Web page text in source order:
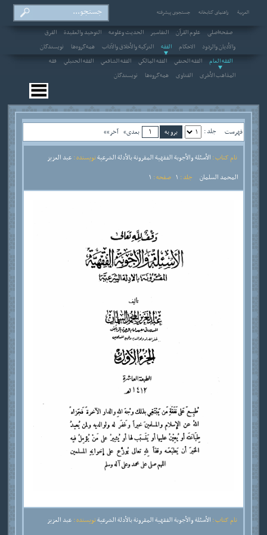
العربیة راهنمای کتابخانه جستجوی پیشرفته
صفحه‌اصلی علوم القرآن التفاسير الحديث وعلومه التوحيد والعقيدة
الفرق
والأديان والردود
الاحکام الفقه التزكية والأخلاق والآداب همه‌گروه‌ها
نویسندگان
الفقه العام
الفقه الحنفي الفقه المالكي الفقه الشافعي الفقه الحنبلي
فقه
المذاهب الأخرى
الفتاوى همه‌گروه‌ها نویسندگان
فهرست جلد : بعدی» آخر»»
نام کتاب : الأسئلة والأجوبة الفقهية المقرونة بالأدلة الشرعيةنویسنده : عبد العزيز
المحمد السلمان
جلد : صفحه :
نام کتاب : الأسئلة والأجوبة الفقهية المقرونة بالأدلة الشرعيةنویسنده : عبد العزيز